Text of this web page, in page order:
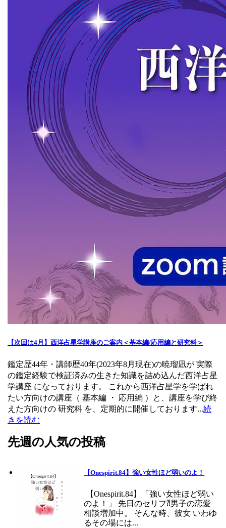
【次回は4月】西洋占星学講座のご案内＜基本編/応用編と研究科＞
鑑定歴44年・講師歴40年(2023年8月現在)の暁瑠凪が 実際
の鑑定経験で検証済みの生きた知識を詰め込んだ西洋占星
学講座 になっております。 これから西洋占星学を学ばれ
たい方向けの講座（ 基本編 ・ 応用編 ）と、講座を学び終
えた方向けの 研究科 を、定期的に開催しております...続
きを読む
先週の人気の投稿
【Onespirit.84】強い女性ほど弱いのよ！
【Onespirit.84】「強い女性ほど弱い
のよ！」 先日のセリフ⁈男子の恋愛
相談増加中。 そんな時、彼女 いわゆ
るその場には...